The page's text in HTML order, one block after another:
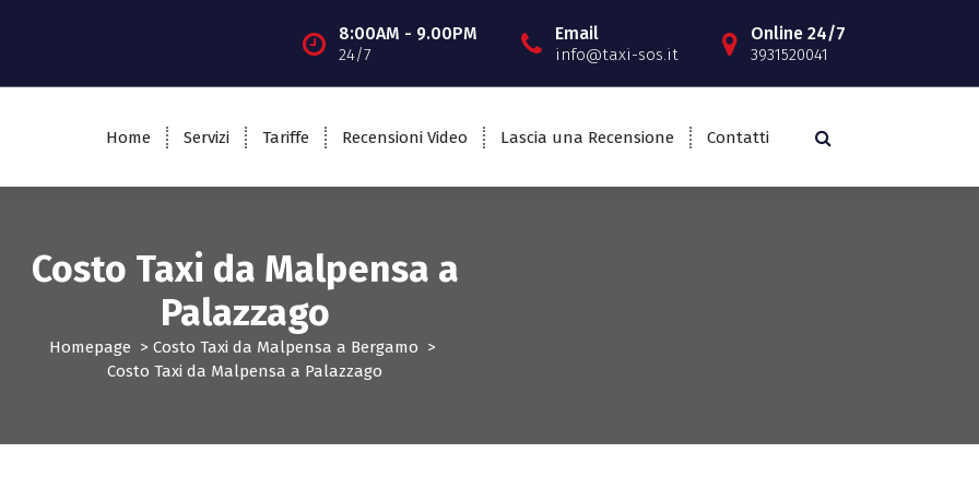
8:00AM - 9.00PM
24/7
Email
info@taxi-sos.it
Online 24/7
3931520041
Home Servizi Tariffe Recensioni Video Lascia una Recensione Contatti
Costo Taxi da Malpensa a
Palazzago
Homepage > Costo Taxi da Malpensa a Bergamo >
Costo Taxi da Malpensa a Palazzago